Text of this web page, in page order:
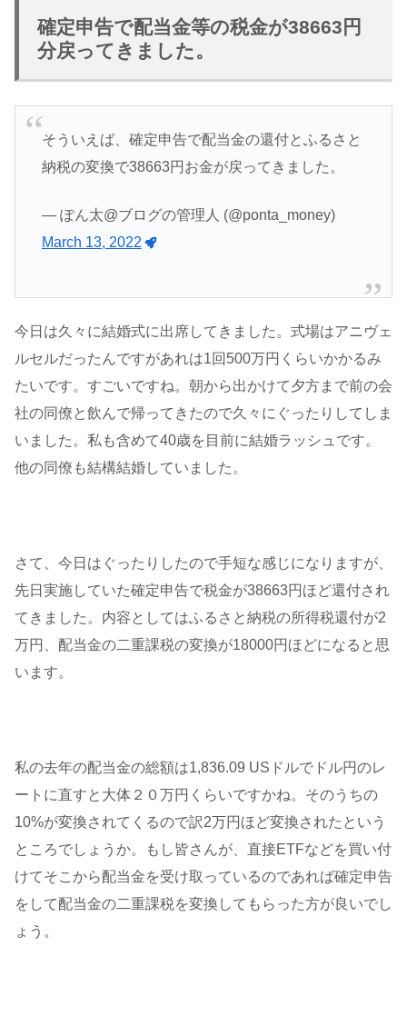
確定申告で配当金等の税金が38663円
分戻ってきました。
そういえば、確定申告で配当金の還付とふるさと
納税の変換で38663円お金が戻ってきました。
— ぽん太@ブログの管理人 (@ponta_money)
March 13, 2022
今日は久々に結婚式に出席してきました。式場はアニヴェ
ルセルだったんですがあれは1回500万円くらいかかるみ
たいです。すごいですね。朝から出かけて夕方まで前の会
社の同僚と飲んで帰ってきたので久々にぐったりしてしま
いました。私も含めて40歳を目前に結婚ラッシュです。
他の同僚も結構結婚していました。
さて、今日はぐったりしたので手短な感じになりますが、
先日実施していた確定申告で税金が38663円ほど還付され
てきました。内容としてはふるさと納税の所得税還付が2
万円、配当金の二重課税の変換が18000円ほどになると思
います。
私の去年の配当金の総額は1,836.09 USドルでドル円のレ
ートに直すと大体２０万円くらいですかね。そのうちの
10%が変換されてくるので訳2万円ほど変換されたという
ところでしょうか。もし皆さんが、直接ETFなどを買い付
けてそこから配当金を受け取っているのであれば確定申告
をして配当金の二重課税を変換してもらった方が良いでし
ょう。